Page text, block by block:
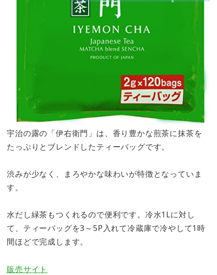
宇治の露の「伊右衛門」は、香り豊かな煎茶に抹茶を
たっぷりとブレンドしたティーバッグです。
渋みが少なく、まろやかな味わいが特徴となっていま
す。
水だし緑茶もつくれるので便利です。冷水1Lに対し
て、ティーバッグを3～5P入れて冷蔵庫で冷やして1時
間ほどで完成します。
販売サイト